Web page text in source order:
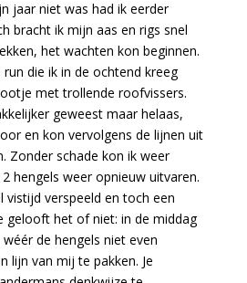
jaar niet was had ik eerder
bracht ik mijn aas en rigs snel
het wachten kon beginnen.
run die ik in de ochtend kreeg
met trollende roofvissers.
geweest maar helaas,
en kon vervolgens de lijnen uit
Zonder schade kon ik weer
hengels weer opnieuw uitvaren.
vistijd verspeeld en toch een
gelooft het of niet: in de middag
de hengels niet even
lijn van mij te pakken. Je